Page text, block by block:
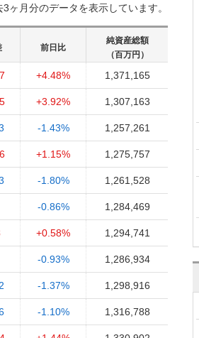
3ヶ月分のデータを表示しています。
前日比
純資産総額
（百万円）
+4.48% 1,371,165
+3.92% 1,307,163
-1.43% 1,257,261
+1.15% 1,275,757
-1.80% 1,261,528
-0.86% 1,284,469
+0.58% 1,294,741
-0.93% 1,286,934
-1.37% 1,298,916
-1.10% 1,316,788